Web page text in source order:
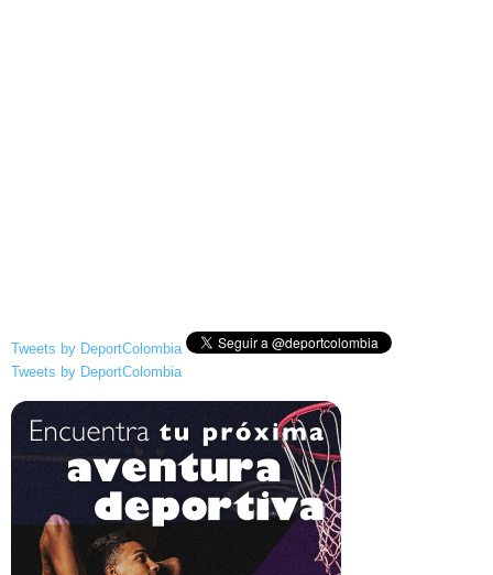
Tweets by DeportColombia
Tweets by DeportColombia